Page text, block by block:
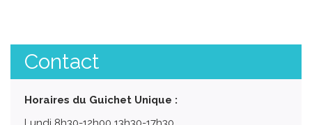
Contact
Horaires du Guichet Unique :